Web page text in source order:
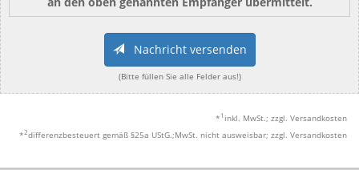
Nachricht versenden
(Bitte füllen Sie alle Felder aus!)
* 1 inkl. MwSt.; zzgl. Versandkosten
*2differenzbesteuert gemäß §25a UStG.;MwSt. nicht ausweisbar; zzgl. Versandkosten